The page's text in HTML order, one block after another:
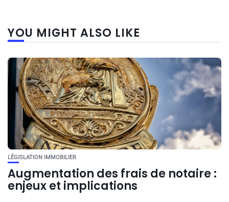
YOU MIGHT ALSO LIKE
LÉGISLATION IMMOBILIER
Augmentation des frais de notaire :
enjeux et implications